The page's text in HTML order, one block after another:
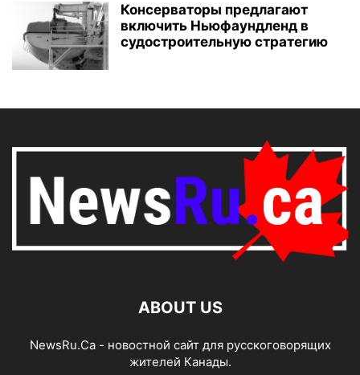
Консерваторы предлагают
включить Ньюфаундленд в
судостроительную стратегию
ABOUT US
NewsRu.Ca - новостной сайт для русскоговорящих
жителей Канады.